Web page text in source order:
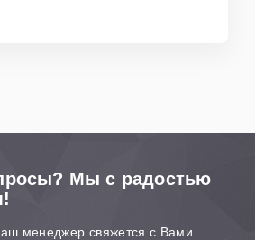
Мы с радостью
менеджер свяжется с Вами